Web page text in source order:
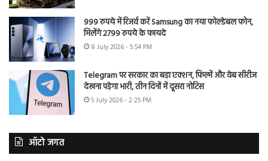
999 रुपये में रिजर्व करें Samsung का नया फोल्डेबल फोन,
मिलेंगे 2799 रुपये के फायदे
8 July 2026 - 5:54 PM
Telegram पर सरकार का बड़ा एक्शन, फिल्में और वेब सीरीज
देखना पड़ेगा भारी, तीन दिनों में दूसरा नोटिस
5 July 2026 - 2:25 PM
ऑटो जगत